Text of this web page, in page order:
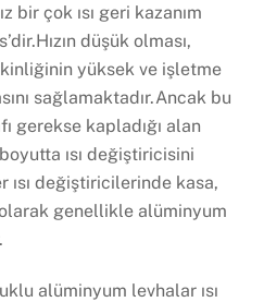
bir çok ısı geri kazanım
düşük olması,
yüksek ve işletme
sağlamaktadır.Ancak bu
gerekse kapladığı alan
ısı değiştiricisini
ısı değiştiricilerinde kasa,
genellikle alüminyum
alüminyum levhalar ısı